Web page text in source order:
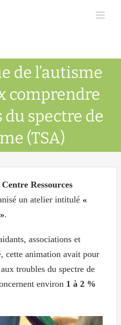
de l’autisme
comprendre
spectre de
(TSA)
Centre Ressources
un atelier intitulé «
.
associations et
cette animation avait pour
troubles du spectre de
environ 1 à 2 %